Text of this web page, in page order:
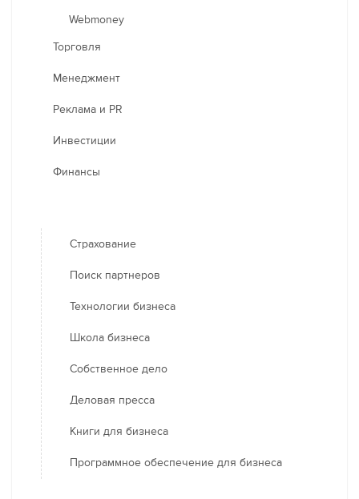
Webmoney
Торговля
Менеджмент
Реклама и PR
Инвестиции
Финансы
Страхование
Поиск партнеров
Технологии бизнеса
Школа бизнеса
Собственное дело
Деловая пресса
Книги для бизнеса
Программное обеспечение для бизнеса